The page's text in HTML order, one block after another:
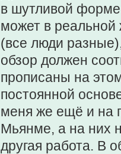
в шутливой
может в реальной
(все люди
обзор должен
прописаны на
постоянной
меня же ещё и на
Мьянме, а на них
другая работа. В